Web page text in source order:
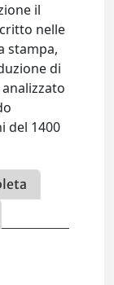
il
nelle
stampa,
di
del 1400